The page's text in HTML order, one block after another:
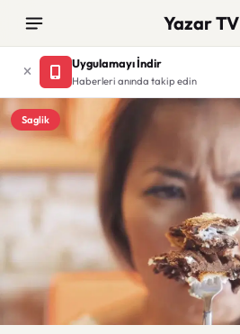
Yazar TV
Uygulamayı İndir
Haberleri anında takip edin
Saglik